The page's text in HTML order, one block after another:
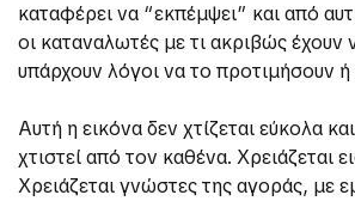
καταφέρει να “εκπέμψει” και από
οι καταναλωτές με τι ακριβώς έχουν
υπάρχουν λόγοι να το προτιμήσουν ή
Αυτή η εικόνα δεν χτίζεται εύκολα
χτιστεί από τον καθένα. Χρειάζεται
Χρειάζεται γνώστες της αγοράς, με